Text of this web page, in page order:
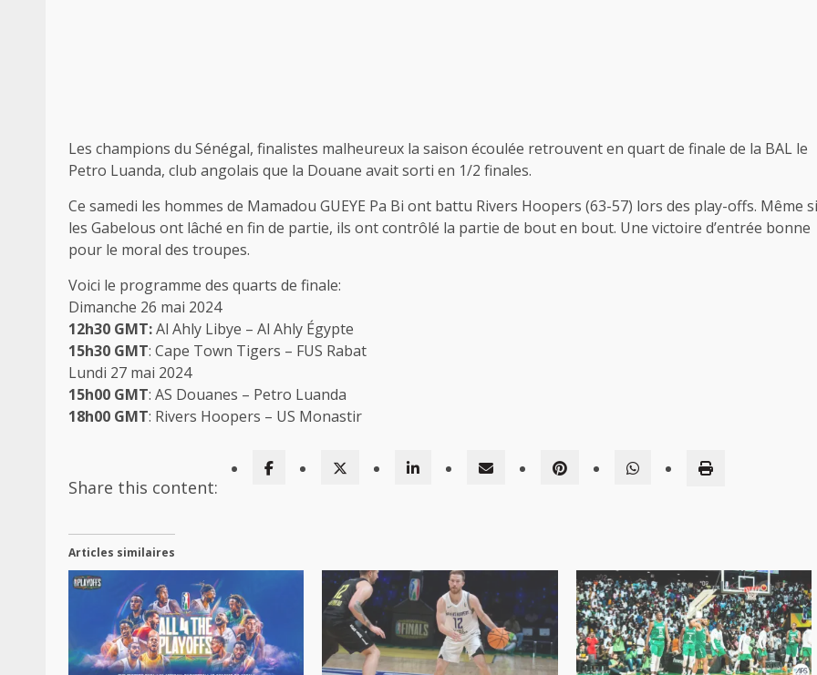
Les champions du Sénégal, finalistes malheureux la saison écoulée retrouvent en quart de finale de la BAL le
Petro Luanda, club angolais que la Douane avait sorti en 1/2 finales.
Ce samedi les hommes de Mamadou GUEYE Pa Bi ont battu Rivers Hoopers (63-57) lors des play-offs. Même si
les Gabelous ont lâché en fin de partie, ils ont contrôlé la partie de bout en bout. Une victoire d’entrée bonne
pour le moral des troupes.
Voici le programme des quarts de finale:
Dimanche 26 mai 2024
12h30 GMT:Al Ahly Libye – Al Ahly Égypte
15h30 GMT: Cape Town Tigers – FUS Rabat
Lundi 27 mai 2024
15h00 GMT: AS Douanes – Petro Luanda
18h00 GMT: Rivers Hoopers – US Monastir
Share this content:
Articles similaires